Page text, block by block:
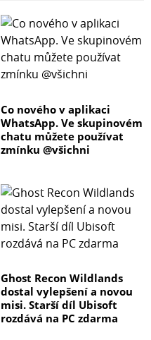
Co nového v aplikaci
WhatsApp. Ve skupinovém
chatu můžete používat
zmínku @všichni
Ghost Recon Wildlands
dostal vylepšení a novou
misi. Starší díl Ubisoft
rozdává na PC zdarma